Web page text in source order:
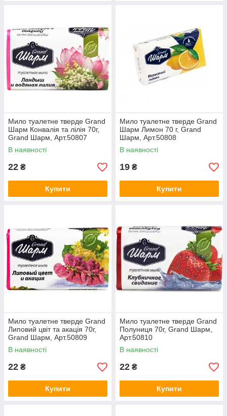
Мило туалетне тверде Grand
Шарм Конвалія та лілія 70г,
Grand Шарм, Арт.50807
В наявності
22 ₴
Купити
Мило туалетне тверде Grand
Шарм Лимон 70 г, Grand
Шарм, Арт.50808
В наявності
19 ₴
Купити
Мило туалетне тверде Grand
Липовий цвіт та акація 70г,
Grand Шарм, Арт.50809
В наявності
22 ₴
Купити
Мило туалетне тверде Grand
Полуниця 70г, Grand Шарм,
Арт.50810
В наявності
22 ₴
Купити